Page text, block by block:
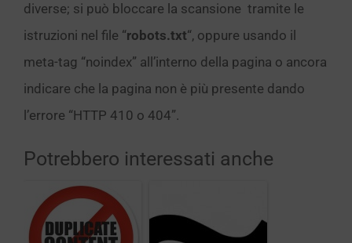
diverse; si può bloccare la scansione tramite le
istruzioni nel file “robots.txt“, oppure usando il
meta-tag “noindex” all’interno della pagina o ancora
indicare che la pagina non è più presente dando
l’errore “HTTP 410 o 404”.
Potrebbero interessati anche